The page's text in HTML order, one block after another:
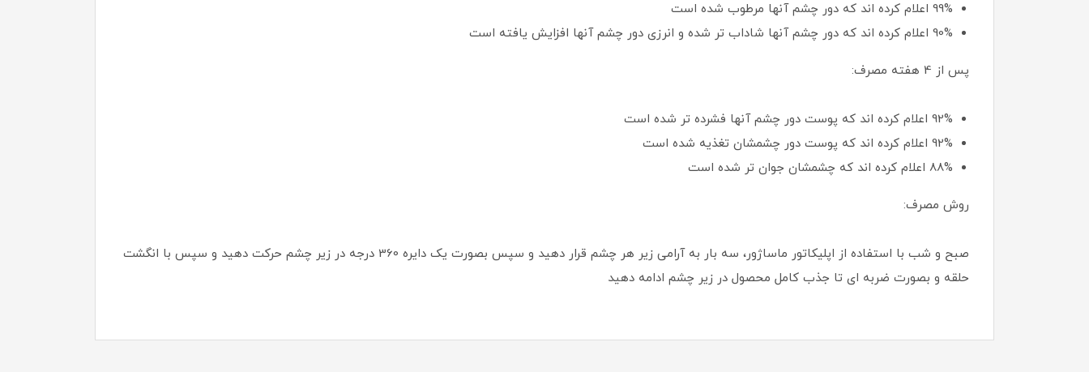
99% اعلام کرده اند که دور چشم آنها مرطوب شده است
90% اعلام کرده اند که دور چشم آنها شاداب تر شده و انرزی دور چشم آنها افزایش یافته است
پس از 4 هفته مصرف:
92% اعلام کرده اند که پوست دور چشم آنها فشرده تر شده است
92% اعلام کرده اند که پوست دور چشمشان تغذیه شده است
88% اعلام کرده اند که چشمشان جوان تر شده است
روش مصرف:
صبح و شب با استفاده از اپلیکاتور ماساژور، سه بار به آرامی زیر هر چشم قرار دهید و سپس بصورت یک دایره 360 درجه در زیر چشم حرکت دهید و سپس با انگشت
حلقه و بصورت ضربه ای تا جذب کامل محصول در زیر چشم ادامه دهید